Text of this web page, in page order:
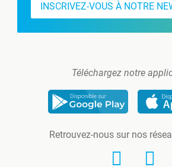
INSCRIVEZ-VOUS À NOTRE
Téléchargez notre
Retrouvez-nous sur nos